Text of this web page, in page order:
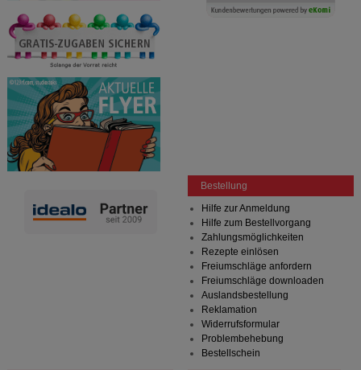
Bestellung
Hilfe zur Anmeldung
Hilfe zum Bestellvorgang
Zahlungsmöglichkeiten
Rezepte einlösen
Freiumschläge anfordern
Freiumschläge downloaden
Auslandsbestellung
Reklamation
Widerrufsformular
Problembehebung
Bestellschein